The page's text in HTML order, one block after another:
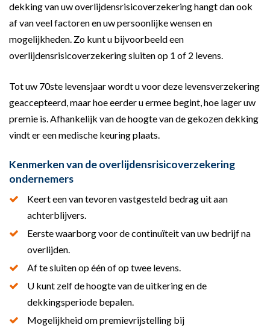
dekking van uw overlijdensrisicoverzekering hangt dan ook
af van veel factoren en uw persoonlijke wensen en
mogelijkheden. Zo kunt u bijvoorbeeld een
overlijdensrisicoverzekering sluiten op 1 of 2 levens.
Tot uw 70ste levensjaar wordt u voor deze levensverzekering
geaccepteerd, maar hoe eerder u ermee begint, hoe lager uw
premie is. Afhankelijk van de hoogte van de gekozen dekking
vindt er een medische keuring plaats.
Kenmerken van de overlijdensrisicoverzekering
ondernemers
Keert een van tevoren vastgesteld bedrag uit aan
achterblijvers.
Eerste waarborg voor de continuïteit van uw bedrijf na
overlijden.
Af te sluiten op één of op twee levens.
U kunt zelf de hoogte van de uitkering en de
dekkingsperiode bepalen.
Mogelijkheid om premievrijstelling bij